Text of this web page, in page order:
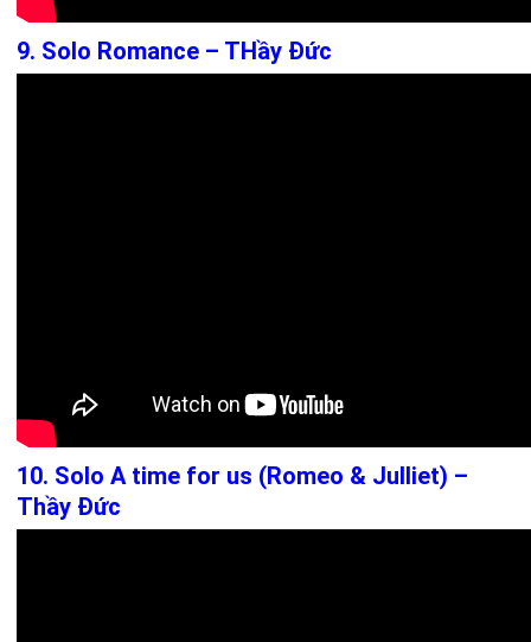
9. Solo Romance – THầy Đức
10. Solo A time for us (Romeo & Julliet) –
Thầy Đức